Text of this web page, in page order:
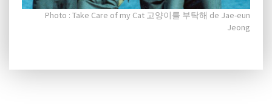
Photo : Take Care of my Cat 고양이를 부탁해 de Jae-eun
Jeong